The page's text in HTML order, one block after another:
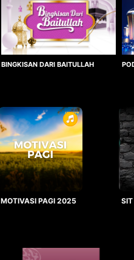
BINGKISAN DARI BAITULLAH
MOTIVASI PAGI 2025